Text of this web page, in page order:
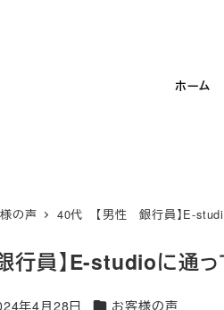
ホーム
の声 40代 【男性 銀行員】E-
員】E-studioに通っ
年4月28日 カテゴリー
お客様の声